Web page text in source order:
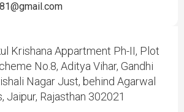
Krishana Appartment Ph-II, Plot
No.8, Aditya Vihar, Gandhi
Nagar Just, behind Agarwal
Jaipur, Rajasthan 302021